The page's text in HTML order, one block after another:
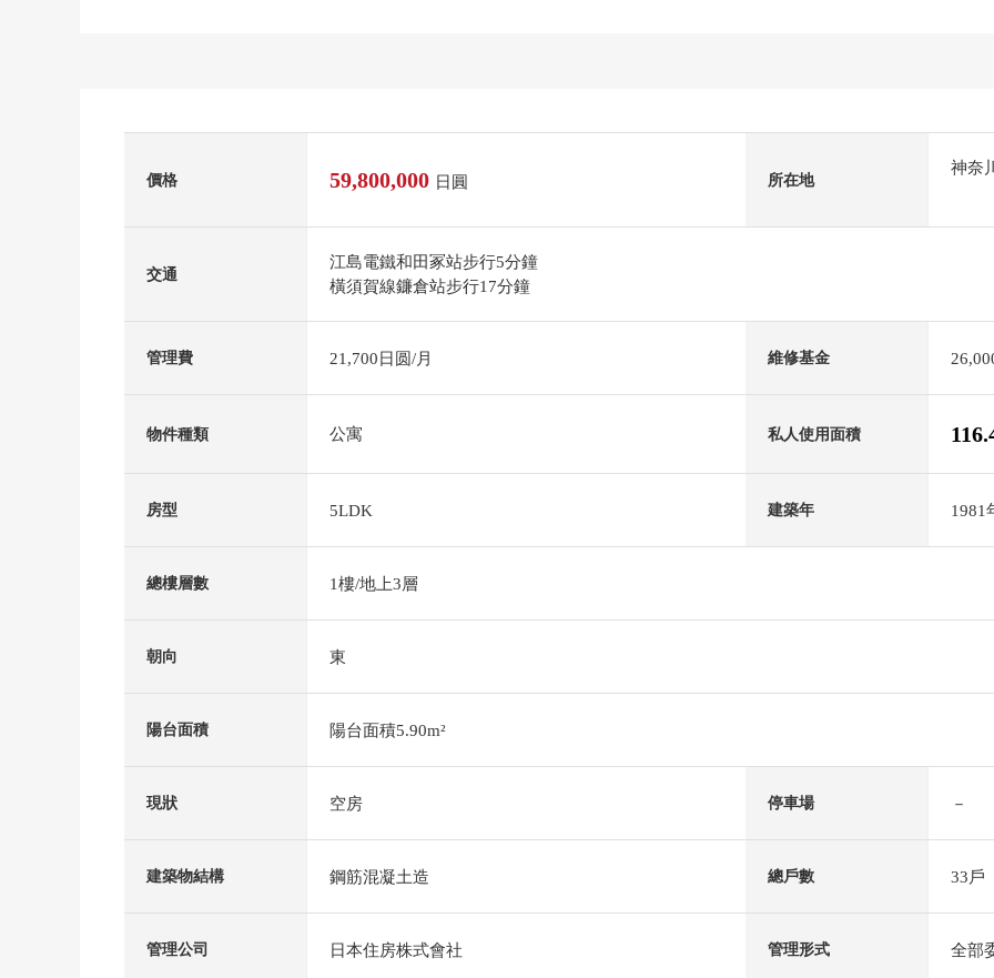
價格 59,800,000 日圓 所在地
神奈
交通
江島電鐵和田冢站步行5分鐘
橫須賀線鐮倉站步行17分鐘
管理費 21,700日圆/月 維修基金
物件種類 公寓 私人使用面積
房型 5LDK 建築年 1981
總樓層數 1樓/地上3層
朝向 東
陽台面積 陽台面積5.90m²
現狀 空房 停車場 －
建築物結構 鋼筋混凝土造 總戶數 33戶
管理公司 日本住房株式會社 管理形式 全部